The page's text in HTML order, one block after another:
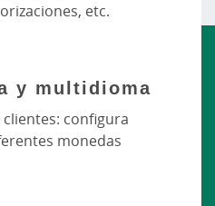
etc.
y multidioma
configura
monedas